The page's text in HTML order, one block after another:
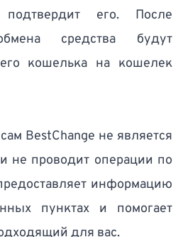
его. После
средства будут
кошелька на кошелек
BestChange не является
не проводит операции по
информацию
пунктах и помогает
для вас.